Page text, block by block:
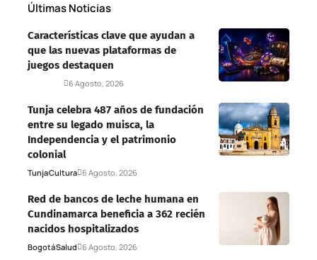
Últimas Noticias
Características clave que ayudan a
que las nuevas plataformas de
juegos destaquen
6 Agosto, 2026
Tunja celebra 487 años de fundación
entre su legado muisca, la
Independencia y el patrimonio
colonial
TunjaCultura 6 Agosto, 2026
Red de bancos de leche humana en
Cundinamarca beneficia a 362 recién
nacidos hospitalizados
BogotáSalud 6 Agosto, 2026